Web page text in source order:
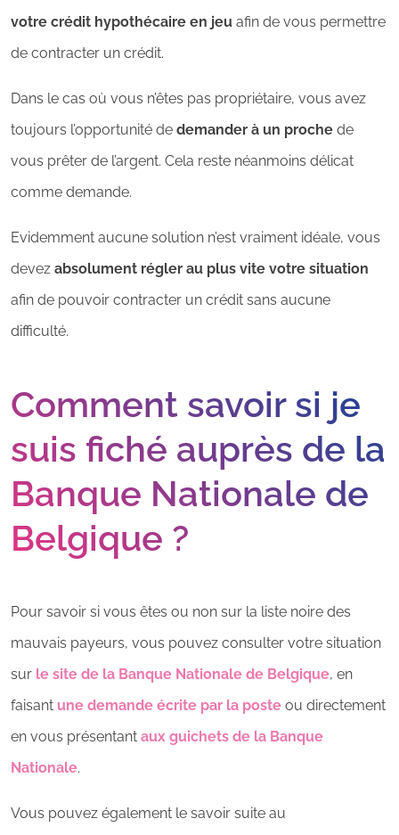
votre crédit hypothécaire en jeu afin de vous permettre
de contracter un crédit.
Dans le cas où vous n’êtes pas propriétaire, vous avez
toujours l’opportunité de demander à un proche de
vous prêter de l’argent. Cela reste néanmoins délicat
comme demande.
Evidemment aucune solution n’est vraiment idéale, vous
devez absolument régler au plus vite votre situation
afin de pouvoir contracter un crédit sans aucune
difficulté.
Comment savoir si je
suis fiché auprès de la
Banque Nationale de
Belgique ?
Pour savoir si vous êtes ou non sur la liste noire des
mauvais payeurs, vous pouvez consulter votre situation
sur le site de la Banque Nationale de Belgique, en
faisant une demande écrite par la poste ou directement
en vous présentant aux guichets de la Banque
Nationale.
Vous pouvez également le savoir suite au